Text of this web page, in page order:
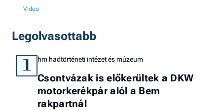
Legolvasottabb
1 hm hadtörténeti intézet és múzeum
Csontvázak is előkerültek a DKW
motorkerékpár alól a Bem
rakpartnál